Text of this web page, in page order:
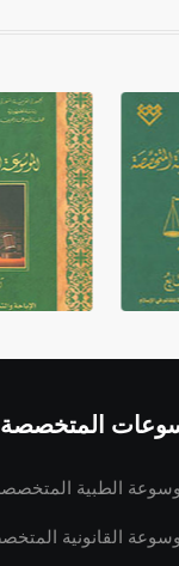
- هل
حيث
المتخصصة
الطبية
القانونية